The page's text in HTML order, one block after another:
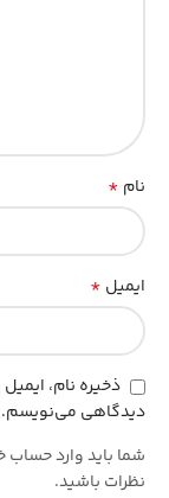
نام *
ایمیل *
ذخیره نام،
دیدگاهی می‌نویسم.
شما باید وارد حساب
نظرات باشید.